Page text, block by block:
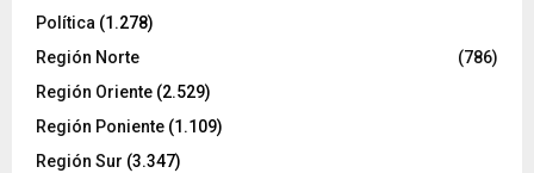
Política (1.278)
Región Norte
(786)
Región Oriente (2.529)
Región Poniente (1.109)
Región Sur (3.347)